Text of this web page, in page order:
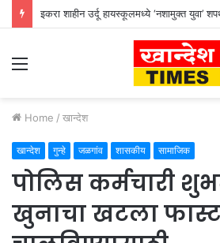
इकरा शाहीन उर्दू हायस्कूलमध्ये ‘नशामुक्त युवा’
Menu
Home / खान्देश
खान्देश गुन्हे जळगांव शासकीय सामाजिक
पोलिस कर्मचारी
खुनाचा खटला